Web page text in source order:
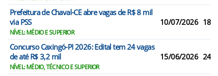
Prefeitura de Chaval-CE abre vagas de R$ 8 mil
via PSS
NÍVEL: MÉDIO E SUPERIOR
10/07/2026 18
Concurso Caxingó-PI 2026: Edital tem 24 vagas
de até R$ 3,2 mil
NÍVEL: MÉDIO, TÉCNICO E SUPERIOR
15/06/2026 24